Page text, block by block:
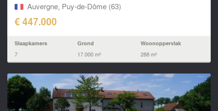
Auvergne, Puy-de-Dôme (63)
€ 447.000
Slaapkamers
7
Grond
17.000 m²
Woonoppervlak
288 m²